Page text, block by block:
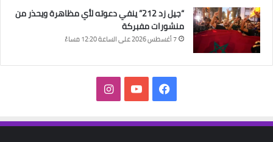
“جيل زد 212” ينفي دعوته لأي مظاهرة ويحذر من
منشورات مفبركة
7 أغسطس 2026 على الساعة 12:20 مساءً
فيسبوك‫YouTubeانستقرام